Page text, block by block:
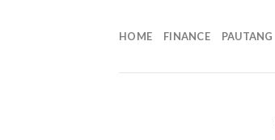
HOME FINANCE PAUTANG